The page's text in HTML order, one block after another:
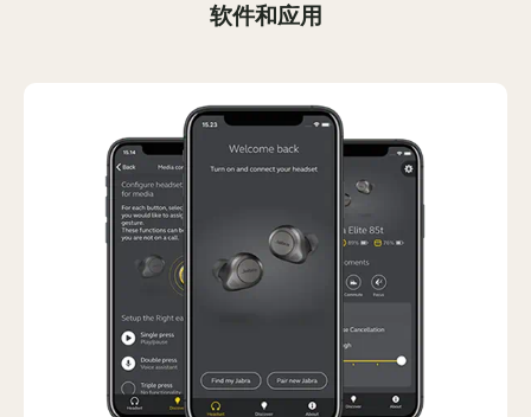
软件和应用